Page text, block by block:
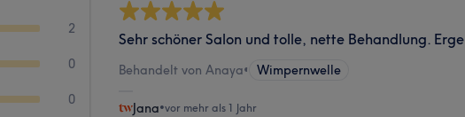
2
0
0
Sehr schöner Salon und tolle, nette Behandlung.
Behandelt von Anaya• Wimpernwelle
Jana•vor mehr als 1 Jahr